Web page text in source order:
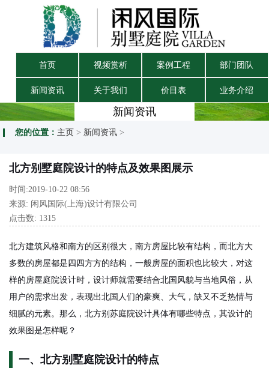
首页 视频赏析 案例工程 部门团队
新闻资讯 关于我们 价目表 业务介绍
新闻资讯
您的位置： 主页 > 新闻资讯 >
北方别墅庭院设计的特点及效果图展示
时间:2019-10-22 08:56
来源: 闲风国际(上海)设计有限公司
点击数: 1315
北方建筑风格和南方的区别很大，南方房屋比较有结构，而北方大
多数的房屋都是四四方方的结构，一般房屋的面积也比较大，对这
样的房屋庭院设计时，设计师就需要结合北国风貌与当地风俗，从
用户的需求出发，表现出北国人们的豪爽、大气，缺又不乏热情与
细腻的元素。那么，北方别苏庭院设计具体有哪些特点，其设计的
效果图是怎样呢？
一、北方别墅庭院设计的特点